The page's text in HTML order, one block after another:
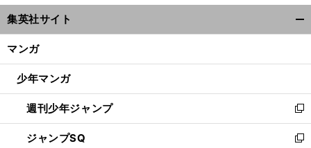
ウ
ィ
ン
ウ
開
く
集英社サイト
マンガ
少年マンガ
週刊少年ジャンプ
新
し
い
ジャンプSQ
新